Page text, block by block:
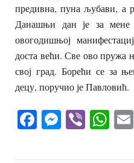
предивна, пуна љубави, а
Данашњи дан је за мене
овогодишњој
доста већи. Све ово пружа
свој град. Борећи се за
децу, поручио је Павловић.
FacebookViber